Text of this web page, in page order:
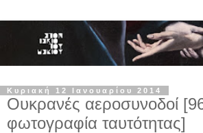
Κυριακή 12 Ιανουαρίου 2014
Ουκρανές αεροσυνοδοί
φωτογραφία ταυτότητας]